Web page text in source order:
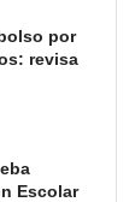
por
revisa
Escolar